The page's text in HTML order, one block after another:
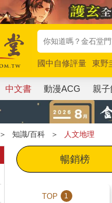
國中自修評量
東野
唯紅花綻放
奧德賽
中文書 動漫ACG 親
＞ 知識/百科 ＞ 人文地理
暢銷榜
TOP 1